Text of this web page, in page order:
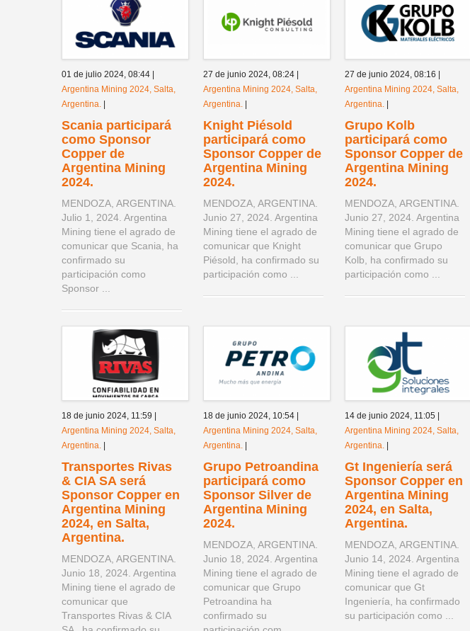
01 de julio 2024, 08:44
Argentina Mining 2024, Salta,
Argentina.
Scania participará
como Sponsor
Copper de
Argentina Mining
2024.
MENDOZA, ARGENTINA.
Julio 1, 2024. Argentina
Mining tiene el agrado de
comunicar que Scania, ha
confirmado su
participación como
Sponsor ...
27 de junio 2024, 08:24
Argentina Mining 2024, Salta,
Argentina.
Knight Piésold
participará como
Sponsor Copper de
Argentina Mining
2024.
MENDOZA, ARGENTINA.
Junio 27, 2024. Argentina
Mining tiene el agrado de
comunicar que Knight
Piésold, ha confirmado su
participación como ...
27 de junio 2024, 08:16
Argentina Mining 2024, Salta,
Argentina.
Grupo Kolb
participará como
Sponsor Copper de
Argentina Mining
2024.
MENDOZA, ARGENTINA.
Junio 27, 2024. Argentina
Mining tiene el agrado de
comunicar que Grupo
Kolb, ha confirmado su
participación como ...
18 de junio 2024, 11:59 |
Argentina Mining 2024, Salta,
Argentina. |
Transportes Rivas
& CIA SA será
Sponsor Copper en
Argentina Mining
2024, en Salta,
Argentina.
MENDOZA, ARGENTINA.
Junio 18, 2024. Argentina
Mining tiene el agrado de
comunicar que
Transportes Rivas & CIA
18 de junio 2024, 10:54 |
Argentina Mining 2024, Salta,
Argentina. |
Grupo Petroandina
participará como
Sponsor Silver de
Argentina Mining
2024.
MENDOZA, ARGENTINA.
Junio 18, 2024. Argentina
Mining tiene el agrado de
comunicar que Grupo
Petroandina ha
confirmado su
14 de junio 2024, 11:05 |
Argentina Mining 2024, Salta,
Argentina. |
Gt Ingeniería será
Sponsor Copper en
Argentina Mining
2024, en Salta,
Argentina.
MENDOZA, ARGENTINA.
Junio 14, 2024. Argentina
Mining tiene el agrado de
comunicar que Gt
Ingeniería, ha confirmado
su participación como ...